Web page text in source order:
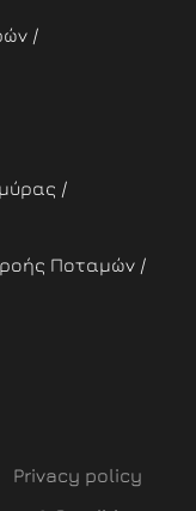
/
/
Ποταμών /
Privacy policy